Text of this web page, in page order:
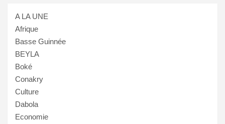
A LA UNE
Afrique
Basse Guinnée
BEYLA
Boké
Conakry
Culture
Dabola
Economie